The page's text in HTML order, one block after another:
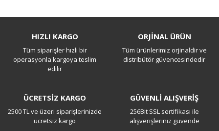
HIZLI KARGO
Tüm siparişler hızlı bir
operasyonla kargoya teslim
edilir
ORJİNAL ÜRÜN
Tüm ürünlerimiz orjinaldir ve
distribütör güvencesindedir
ÜCRETSİZ KARGO
2500 TL ve üzeri siparişlerinizde
ücretsiz kargo
GÜVENLİ ALIŞVERİŞ
256Bit SSL sertifikası ile
alışverişleriniz güvende